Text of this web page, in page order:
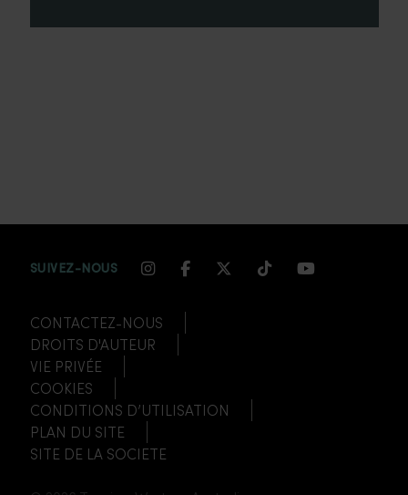
SUIVEZ-NOUS INSTAGRAM CHANNEL LINK
FACEBOOK CHANNEL LINK
TWITTER CHANNEL
TIKTOKYOUTUBE
CONTACTEZ-NOUS
DROITS D'AUTEUR
VIE PRIVÉE
COOKIES
CONDITIONS D’UTILISATION
PLAN DU SITE
SITE DE LA SOCIETE